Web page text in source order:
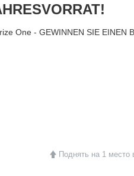
Поднять на 1 место